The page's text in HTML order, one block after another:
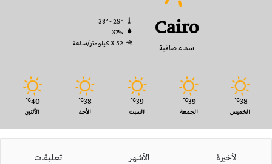
Cairo
سماء صافية
37%
3.52 كيلومتر/ساعة
38
℃
الخميس
39
℃
الجمعة
39
℃
السبت
38
℃
الأحد
40
℃
الأثنين
الأخيرة الأشهر تعليقات